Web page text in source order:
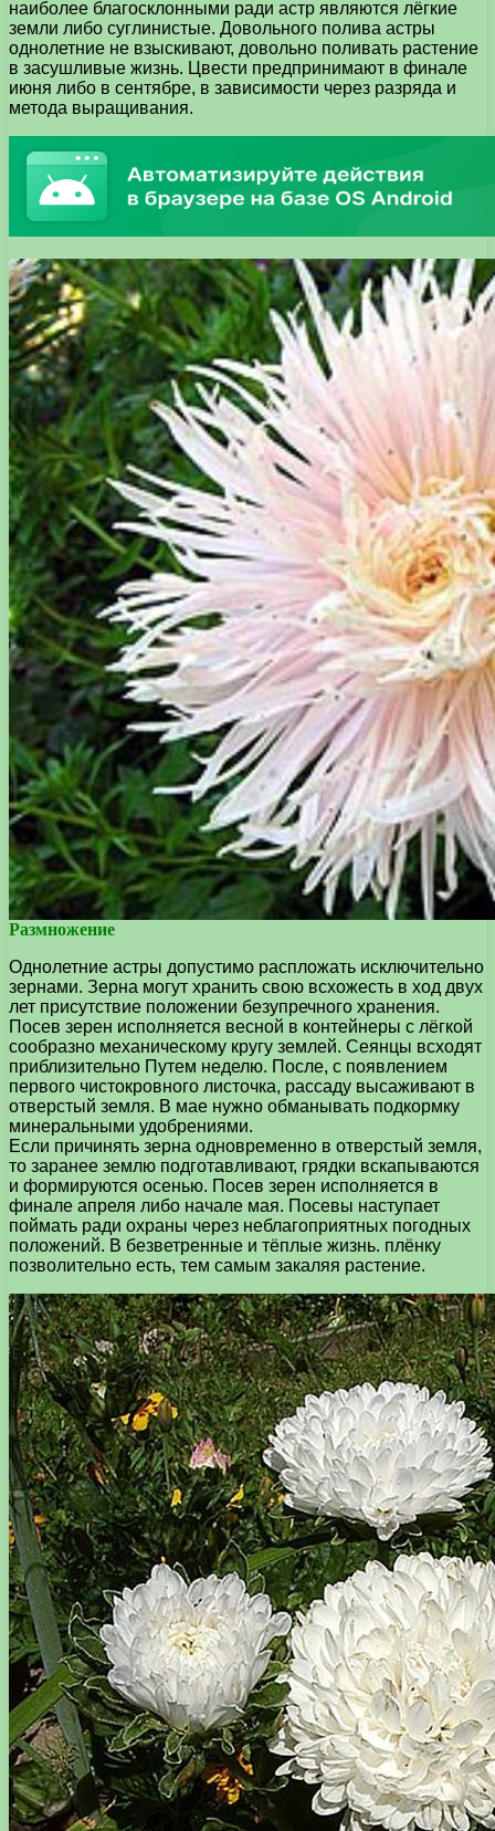
наиболее благосклонными ради астр являются лёгкие
земли либо суглинистые. Довольного полива астры
однолетние не взыскивают, довольно поливать растение
в засушливые жизнь. Цвести предпринимают в финале
июня либо в сентябре, в зависимости через разряда и
метода выращивания.
Размножение
Однолетние астры допустимо распложать исключительно
зернами. Зерна могут хранить свою всхожесть в ход двух
лет присутствие положении безупречного хранения.
Посев зерен исполняется весной в контейнеры с лёгкой
сообразно механическому кругу землей. Сеянцы всходят
приблизительно Путем неделю. После, с появлением
первого чистокровного листочка, рассаду высаживают в
отверстый земля. В мае нужно обманывать подкормку
минеральными удобрениями.
Если причинять зерна одновременно в отверстый земля,
то заранее землю подготавливают, грядки вскапываются
и формируются осенью. Посев зерен исполняется в
финале апреля либо начале мая. Посевы наступает
поймать ради охраны через неблагоприятных погодных
положений. В безветренные и тёплые жизнь. плёнку
позволительно есть, тем самым закаляя растение.